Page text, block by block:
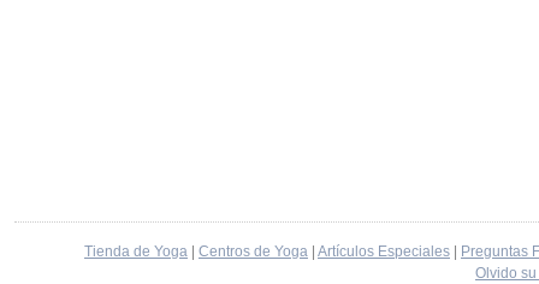
Tienda de Yoga Centros de Yoga Artículos Especiales
Preguntas
Olvido